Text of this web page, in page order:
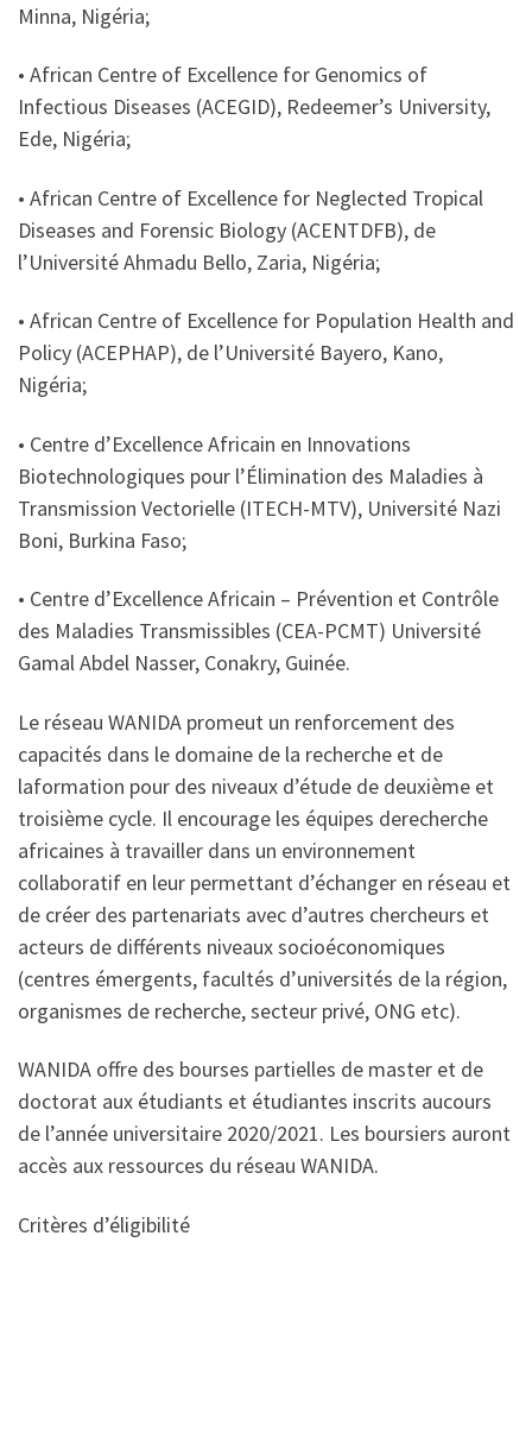
Minna, Nigéria;
• African Centre of Excellence for Genomics of
Infectious Diseases (ACEGID), Redeemer’s University,
Ede, Nigéria;
• African Centre of Excellence for Neglected Tropical
Diseases and Forensic Biology (ACENTDFB), de
l’Université Ahmadu Bello, Zaria, Nigéria;
• African Centre of Excellence for Population Health and
Policy (ACEPHAP), de l’Université Bayero, Kano,
Nigéria;
• Centre d’Excellence Africain en Innovations
Biotechnologiques pour l’Élimination des Maladies à
Transmission Vectorielle (ITECH-MTV), Université Nazi
Boni, Burkina Faso;
• Centre d’Excellence Africain – Prévention et Contrôle
des Maladies Transmissibles (CEA-PCMT) Université
Gamal Abdel Nasser, Conakry, Guinée.
Le réseau WANIDA promeut un renforcement des
capacités dans le domaine de la recherche et de
laformation pour des niveaux d’étude de deuxième et
troisième cycle. Il encourage les équipes derecherche
africaines à travailler dans un environnement
collaboratif en leur permettant d’échanger en réseau et
de créer des partenariats avec d’autres chercheurs et
acteurs de différents niveaux socioéconomiques
(centres émergents, facultés d’universités de la région,
organismes de recherche, secteur privé, ONG etc).
WANIDA offre des bourses partielles de master et de
doctorat aux étudiants et étudiantes inscrits aucours
de l’année universitaire 2020/2021. Les boursiers auront
accès aux ressources du réseau WANIDA.
Critères d’éligibilité